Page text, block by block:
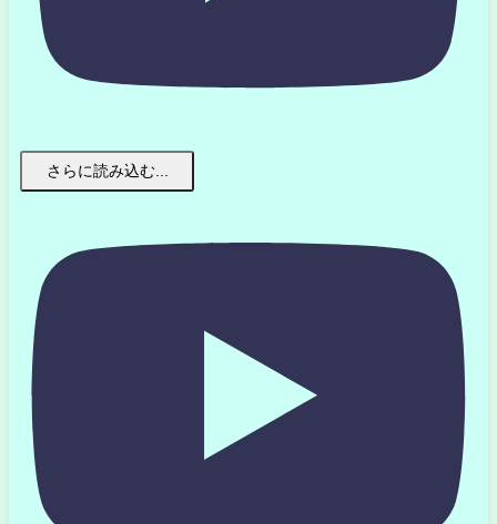
さらに読み込む...